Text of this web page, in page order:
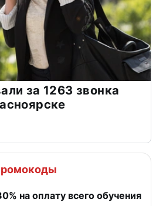
за 1263 звонка
на оплату всего обучения